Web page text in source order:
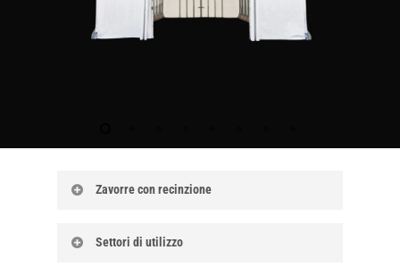
Zavorre con recinzione
Settori di utilizzo